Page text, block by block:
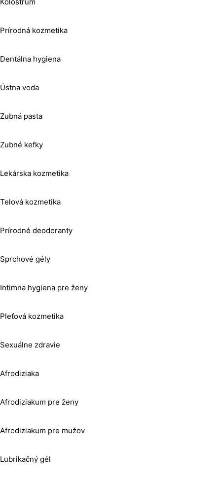
Prírodná kozmetika
Dentálna hygiena
Ústna voda
Zubná pasta
Zubné kefky
Lekárska kozmetika
Telová kozmetika
Prírodné deodoranty
Sprchové gély
Intimna hygiena pre ženy
Pleťová kozmetika
Sexuálne zdravie
Afrodiziaka
Afrodiziakum pre ženy
Afrodiziakum pre mužov
Lubrikačný gél